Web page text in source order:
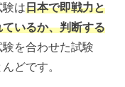
は日本で即戦力と
いるか、判断する
を合わせた試験
どです。